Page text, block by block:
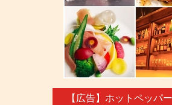
【広告】ホットペッパ